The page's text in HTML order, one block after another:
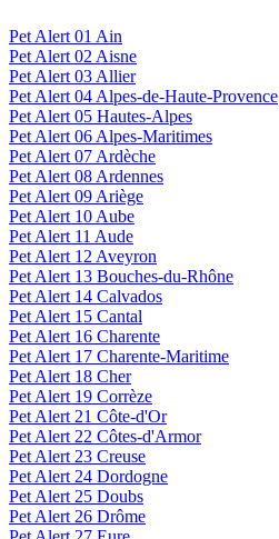
Pet Alert 01 Ain
Pet Alert 02 Aisne
Pet Alert 03 Allier
Pet Alert 04 Alpes-de-Haute-Provence
Pet Alert 05 Hautes-Alpes
Pet Alert 06 Alpes-Maritimes
Pet Alert 07 Ardèche
Pet Alert 08 Ardennes
Pet Alert 09 Ariège
Pet Alert 10 Aube
Pet Alert 11 Aude
Pet Alert 12 Aveyron
Pet Alert 13 Bouches-du-Rhône
Pet Alert 14 Calvados
Pet Alert 15 Cantal
Pet Alert 16 Charente
Pet Alert 17 Charente-Maritime
Pet Alert 18 Cher
Pet Alert 19 Corrèze
Pet Alert 21 Côte-d'Or
Pet Alert 22 Côtes-d'Armor
Pet Alert 23 Creuse
Pet Alert 24 Dordogne
Pet Alert 25 Doubs
Pet Alert 26 Drôme